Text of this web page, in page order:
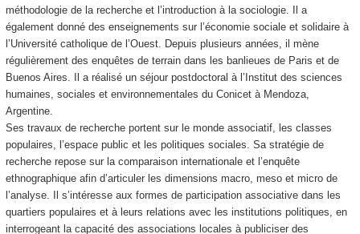
méthodologie de la recherche et l’introduction à la sociologie. Il a
également donné des enseignements sur l’économie sociale et solidaire à
l’Université catholique de l’Ouest. Depuis plusieurs années, il mène
régulièrement des enquêtes de terrain dans les banlieues de Paris et de
Buenos Aires. Il a réalisé un séjour postdoctoral à l’Institut des sciences
humaines, sociales et environnementales du Conicet à Mendoza,
Argentine.
Ses travaux de recherche portent sur le monde associatif, les classes
populaires, l’espace public et les politiques sociales. Sa stratégie de
recherche repose sur la comparaison internationale et l’enquête
ethnographique afin d’articuler les dimensions macro, meso et micro de
l’analyse. Il s’intéresse aux formes de participation associative dans les
quartiers populaires et à leurs relations avec les institutions politiques, en
interrogeant la capacité des associations locales à publiciser des